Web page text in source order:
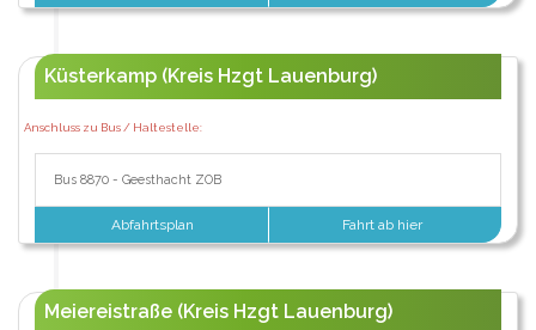
Küsterkamp (Kreis Hzgt Lauenburg)
Anschluss zu Bus / Haltestelle:
Bus 8870 - Geesthacht ZOB
Abfahrtsplan Fahrt ab hier
Meiereistraße (Kreis Hzgt Lauenburg)